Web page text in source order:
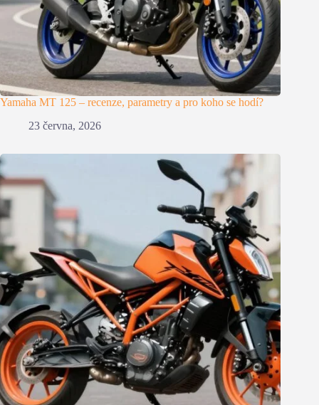
Yamaha MT 125 – recenze, parametry a pro koho se hodí?
23 června, 2026